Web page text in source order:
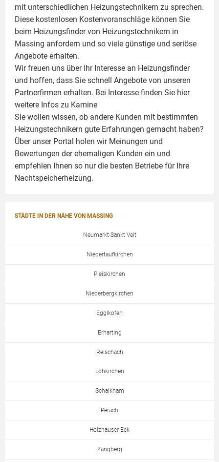
mit unterschiedlichen Heizungstechnikern zu sprechen.
Diese kostenlosen Kostenvoranschläge können Sie
beim Heizungsfinder von Heizungstechnikern in
Massing anfordern und so viele günstige und seriöse
Angebote erhalten.
Wir freuen uns über Ihr Interesse an Heizungsfinder
und hoffen, dass Sie schnell Angebote von unseren
Partnerfirmen erhalten. Bei Interesse finden Sie hier
weitere Infos zu Kamine
Sie wollen wissen, ob andere Kunden mit bestimmten
Heizungstechnikern gute Erfahrungen gemacht haben?
Über unser Portal holen wir Meinungen und
Bewertungen der ehemaligen Kunden ein und
empfehlen Ihnen so nur die besten Betriebe für Ihre
Nachtspeicherheizung.
STÄDTE IN DER NÄHE VON MASSING
Neumarkt-Sankt Veit
Niedertaufkirchen
Pleiskirchen
Niederbergkirchen
Egglkofen
Erharting
Reischach
Lohkirchen
Schalkham
Perach
Holzhauser Eck
Zangberg